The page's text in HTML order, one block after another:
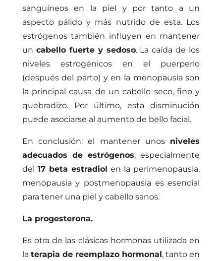
sanguíneos en la piel y por tanto a un
aspecto pálido y más nutrido de esta. Los
estrógenos también influyen en mantener
un cabello fuerte y sedoso. La caída de los
niveles estrogénicos en el puerperio
(después del parto) y en la menopausia son
la principal causa de un cabello seco, fino y
quebradizo. Por último, esta disminución
puede asociarse al aumento de bello facial.
En conclusión: el mantener unos niveles
adecuados de estrógenos, especialmente
del 17 beta estradiol en la perimenopausia,
menopausia y postmenopausia es esencial
para tener una piel y cabello sanos.
La progesterona.
Es otra de las clásicas hormonas utilizada en
la terapia de reemplazo hormonal, tanto en